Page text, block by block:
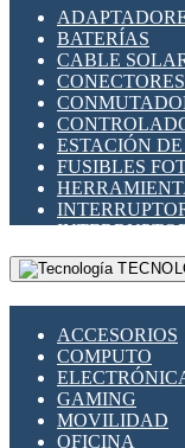
BATERÍAS
CABLE
ESTACIÓN
FUSIBLES
MONTAJE
SUPRESOR
ACCESORIOS
COMPUTO
GAMING
MOVILIDAD
OFICINA